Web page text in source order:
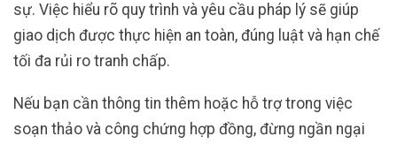
sự. Việc hiểu rõ quy trình và yêu cầu pháp lý sẽ giúp
giao dịch được thực hiện an toàn, đúng luật và hạn chế
tối đa rủi ro tranh chấp.
Nếu bạn cần thông tin thêm hoặc hỗ trợ trong việc
soạn thảo và công chứng hợp đồng, đừng ngần ngại